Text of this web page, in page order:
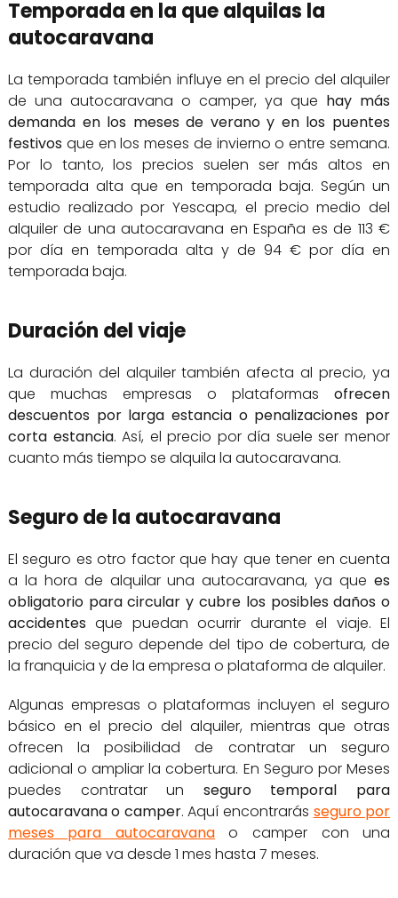
Temporada en la que alquilas la
autocaravana
La temporada también influye en el precio del alquiler
de una autocaravana o camper, ya que hay más
demanda en los meses de verano y en los puentes
festivosque en los meses de invierno o entre semana.
Por lo tanto, los precios suelen ser más altos en
temporada alta que en temporada baja. Según un
estudio realizado por Yescapa, el precio medio del
alquiler de una autocaravana en España es de 113 €
por día en temporada alta y de 94 € por día en
temporada baja.
Duración del viaje
La duración del alquiler también afecta al precio, ya
que muchas empresas o plataformasofrecen
descuentos por larga estancia o penalizaciones por
corta estancia. Así, el precio por día suele ser menor
cuanto más tiempo se alquila la autocaravana.
Seguro de la autocaravana
El seguro es otro factor que hay que tener en cuenta
a la hora de alquilar una autocaravana, ya quees
obligatorio para circular y cubre los posibles daños o
accidentesque puedan ocurrir durante el viaje. El
precio del seguro depende del tipo de cobertura, de
la franquicia y de la empresa o plataforma de alquiler.
Algunas empresas o plataformas incluyen el seguro
básico en el precio del alquiler, mientras que otras
ofrecen la posibilidad de contratar un seguro
adicional o ampliar la cobertura. En Seguro por Meses
puedes contratar un seguro temporal para
autocaravana o camper. Aquí encontrarás seguro por
meses para autocaravanao camper con una
duración que va desde 1 mes hasta 7 meses.